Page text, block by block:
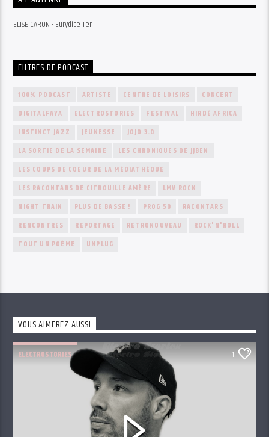
ELISE CARON - Eurydice Ter
FILTRES DE PODCAST
100% PODCAST ARTISTE CENTRE DE LOISIRS
CONCERT
DIGITALFAYA
ELECTROSTORIES FESTIVAL
HIRDÉ AFRICA
INSTINCT JAZZ
JEUNESSE
JOJO 3.0
LA SORTIE DE LA SEMAINE
LES CHRONIQUES DE JJBEN
LES COUPS DE COEUR DE LA MÉDIATHÈQUE
LES RACONTARS DE CITROUILLE AMÈRE
LMV ROCK
NIGHT TRAIN
PLUS DE BASSE ! PROG 50
RACONTARS
RENCONTRES
REPORTAGE RETRONOUVEAU
ROCK'N'ROLL
TOUT UN POÈME
UNPLUG
VOUS AIMEREZ AUSSI
ELECTROSTORIES 1